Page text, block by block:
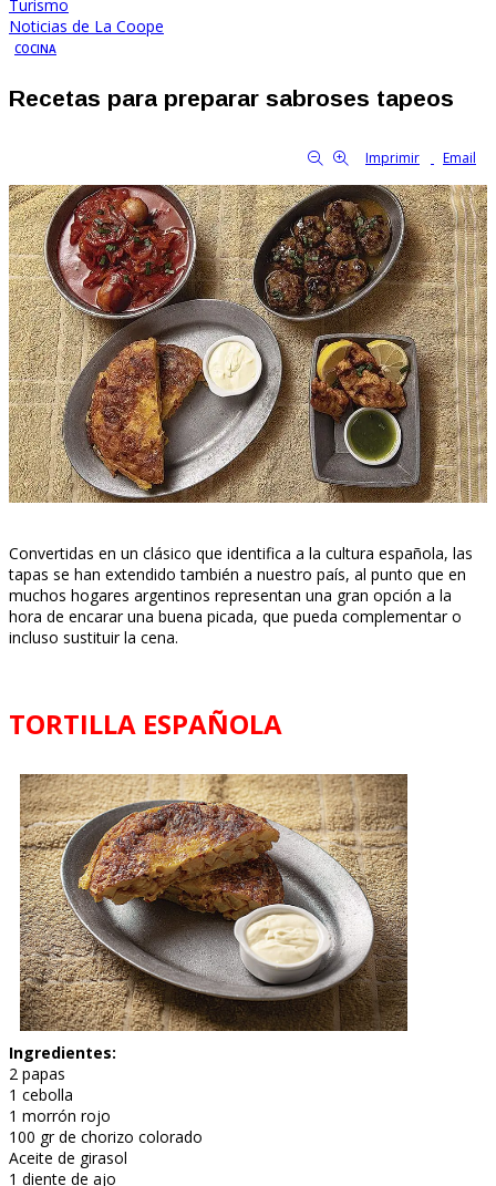
Turismo
Noticias de La Coope
COCINA
Recetas para preparar sabroses tapeos
Imprimir Email
Convertidas en un clásico que identifica a la cultura española, las
tapas se han extendido también a nuestro país, al punto que en
muchos hogares argentinos representan una gran opción a la
hora de encarar una buena picada, que pueda complementar o
incluso sustituir la cena.
TORTILLA ESPAÑOLA
Ingredientes:
2 papas
1 cebolla
1 morrón rojo
100 gr de chorizo colorado
Aceite de girasol
1 diente de ajo